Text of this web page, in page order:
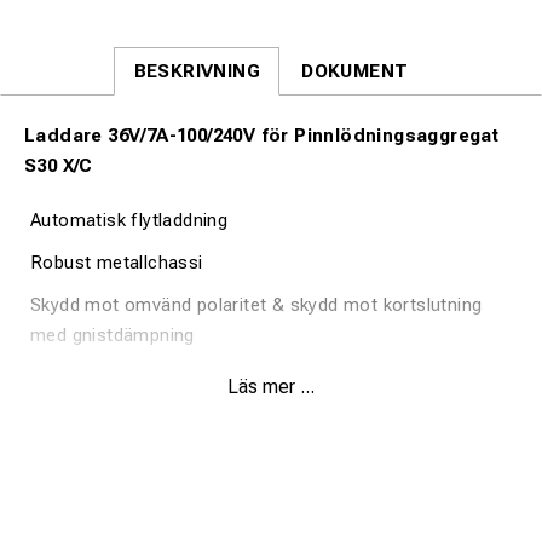
BESKRIVNING DOKUMENT
Laddare 36V/7A-100/240V för Pinnlödningsaggregat
S30 X/C
Automatisk flytladdning
Robust metallchassi
Skydd mot omvänd polaritet & skydd mot kortslutning
med gnistdämpning
Belastningsstyrd kylfläktLäs mer ...